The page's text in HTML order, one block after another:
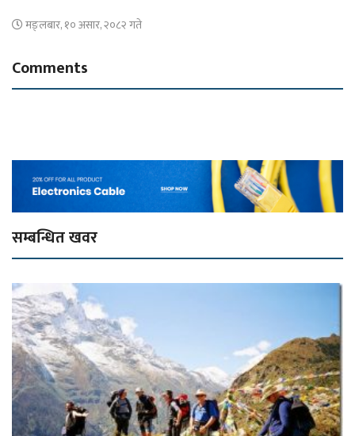
मङ्लबार, १० असार, २०८२ गते
Comments
सम्बन्धित खवर